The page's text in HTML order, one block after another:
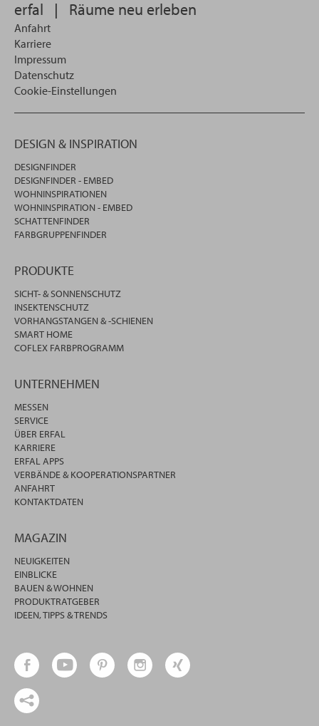
erfal | Räume neu erleben
Anfahrt
Karriere
Impressum
Datenschutz
Cookie-Einstellungen
DESIGN & INSPIRATION
DESIGNFINDER
DESIGNFINDER - EMBED
WOHNINSPIRATIONEN
WOHNINSPIRATION - EMBED
SCHATTENFINDER
FARBGRUPPENFINDER
PRODUKTE
SICHT- & SONNENSCHUTZ
INSEKTENSCHUTZ
VORHANGSTANGEN & -SCHIENEN
SMART HOME
COFLEX FARBPROGRAMM
UNTERNEHMEN
MESSEN
SERVICE
ÜBER ERFAL
KARRIERE
ERFAL APPS
VERBÄNDE & KOOPERATIONSPARTNER
ANFAHRT
KONTAKTDATEN
MAGAZIN
NEUIGKEITEN
EINBLICKE
BAUEN & WOHNEN
PRODUKTRATGEBER
IDEEN, TIPPS & TRENDS